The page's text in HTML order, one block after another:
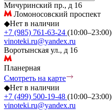
Мичуринский пр., д 16
Ломоносовский проспект
◆Нет в наличии
+7 (985) 761-63-24 (10:00–23:00)
vinoteki.ru@yandex.ru
Воротынская ул., д 16
Планерная
Смотреть на карте
◆Нет в наличии
+7 (499) 500-19-48 (10:00–23:00)
vinoteki.ru@yandex.ru